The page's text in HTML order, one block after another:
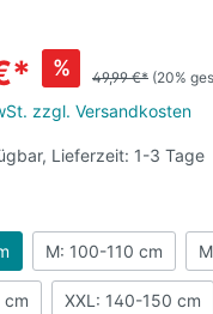
% 49,99 €* (20%
zzgl. Versandkosten
Lieferzeit: 1-3 Tage
M: 100-110 cm
cm XXL: 140-150 cm